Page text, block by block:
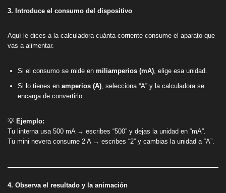
3. Introduce el consumo del dispositivo
Aquí le dices a la calculadora cuánta corriente consume el aparato que
vas a alimentar.
Si el consumo se mide en miliamperios (mA), elige esa unidad.
Si lo tienes en amperios (A), selecciona “A” y la calculadora se
encarga de convertirlo.
💡 Ejemplo:
Tu linterna usa 500 mA → escribes “500” y dejas la unidad en “mA”.
Tu mini nevera consume 2 A → escribes “2” y cambias la unidad a “A”.
4. Observa el resultado y la animación